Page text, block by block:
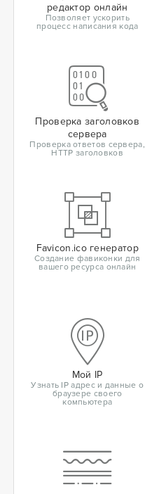
редактор онлайн
Позволяет ускорить
процесс написания кода
Проверка заголовков
сервера
Проверка ответов сервера,
HTTP заголовков
Favicon.ico генератор
Создание фавиконки для
вашего ресурса онлайн
Мой IP
Узнать IP адрес и данные о
браузере своего
компьютера